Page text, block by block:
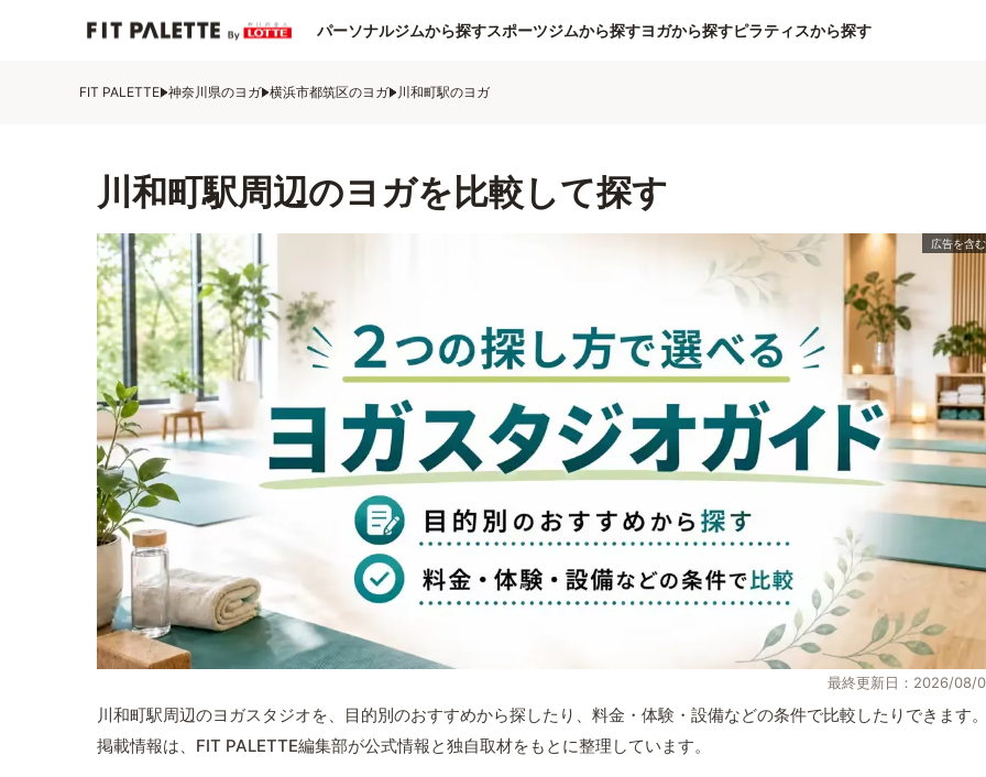
パーソナルジムから探すスポーツジムから探すヨガから探すピラティスから探す
FIT PALETTE 神奈川県のヨガ 横浜市都筑区のヨガ 川和町駅のヨガ
川和町駅周辺のヨガを比較して探す
最終更新日：2026/08/
川和町駅周辺のヨガスタジオを、目的別のおすすめから探したり、料金・体験・設備などの条件で比較したりできます
掲載情報は、FIT PALETTE編集部が公式情報と独自取材をもとに整理しています。